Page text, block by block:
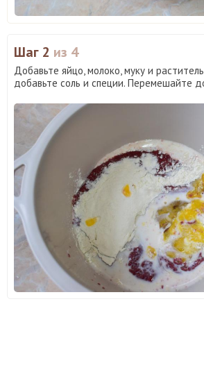
Шаг 2 из 4
Добавьте яйцо, молоко, муку и
добавьте соль и специи. Перемешайте